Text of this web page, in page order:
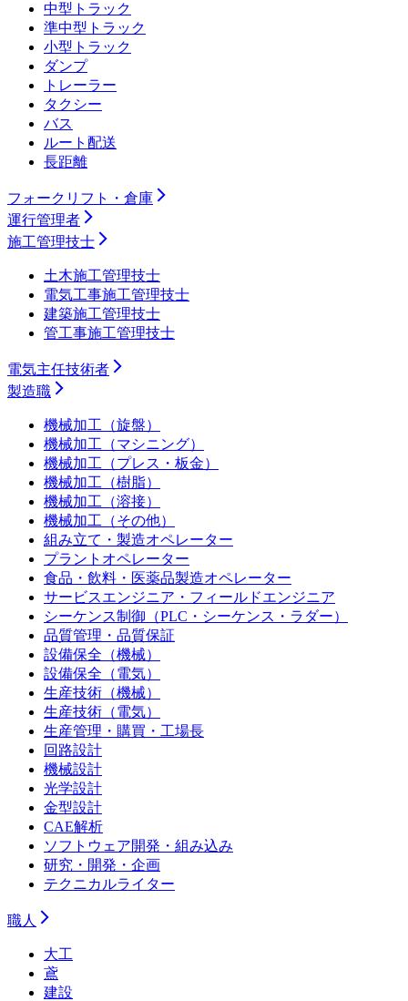
中型トラック
準中型トラック
小型トラック
ダンプ
トレーラー
タクシー
バス
ルート配送
長距離
フォークリフト・倉庫
運行管理者
施工管理技士
土木施工管理技士
電気工事施工管理技士
建築施工管理技士
管工事施工管理技士
電気主任技術者
製造職
機械加工（旋盤）
機械加工（マシニング）
機械加工（プレス・板金）
機械加工（樹脂）
機械加工（溶接）
機械加工（その他）
組み立て・製造オペレーター
プラントオペレーター
食品・飲料・医薬品製造オペレーター
サービスエンジニア・フィールドエンジニア
シーケンス制御（PLC・シーケンス・ラダー）
品質管理・品質保証
設備保全（機械）
設備保全（電気）
生産技術（機械）
生産技術（電気）
生産管理・購買・工場長
回路設計
機械設計
光学設計
金型設計
CAE解析
ソフトウェア開発・組み込み
研究・開発・企画
テクニカルライター
職人
大工
鳶
建設